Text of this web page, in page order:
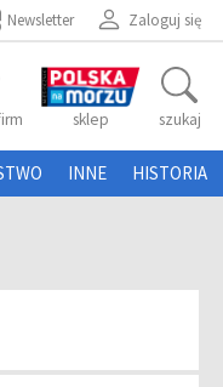
Zaloguj się
Newsletter
sklep szukaj
INNE HISTORIA